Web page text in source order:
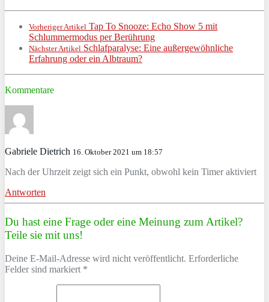
Vorheriger Artikel Tap To Snooze: Echo Show 5 mit
Schlummermodus per Berührung
Nächster Artikel Schlafparalyse: Eine außergewöhnliche
Erfahrung oder ein Albtraum?
Kommentare
Gabriele Dietrich 16. Oktober 2021 um 18:57
Nach der Uhrzeit zeigt sich ein Punkt, obwohl kein Timer aktiviert
Antworten
Du hast eine Frage oder eine Meinung zum Artikel?
Teile sie mit uns!
Deine E-Mail-Adresse wird nicht veröffentlicht. Erforderliche
Felder sind markiert *